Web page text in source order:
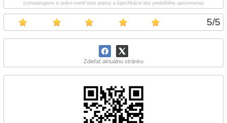
5/5
Zdieľať aktuálnu stránku
(vyhradzujeme si právo meniť tieto popisy a špecifikácie bez predošlého upozornenia)